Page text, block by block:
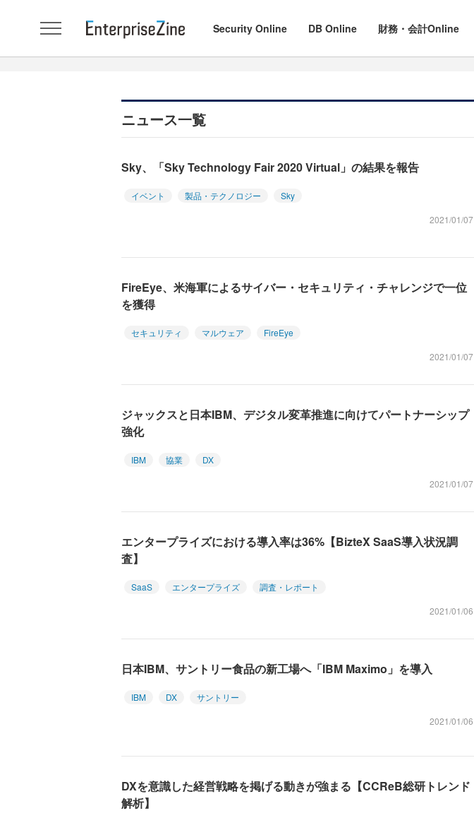
Security Online DB Online 財務・会計Online
ニュース一覧
Sky、「Sky Technology Fair 2020 Virtual」の結果を報告
イベント 製品・テクノロジー
Sky
2021/01/07
FireEye、米海軍によるサイバー・セキュリティ・チャレンジで一位
を獲得
セキュリティ マルウェア
FireEye
2021/01/07
ジャックスと日本IBM、デジタル変革推進に向けてパートナーシップ
強化
IBM 協業
DX
2021/01/07
エンタープライズにおける導入率は36%【BizteX SaaS導入状況調
査】
SaaS エンタープライズ
調査・レポート
2021/01/06
日本IBM、サントリー食品の新工場へ「IBM Maximo」を導入
IBM DX
サントリー
2021/01/06
DXを意識した経営戦略を掲げる動きが強まる【CCReB総研トレンド
解析】